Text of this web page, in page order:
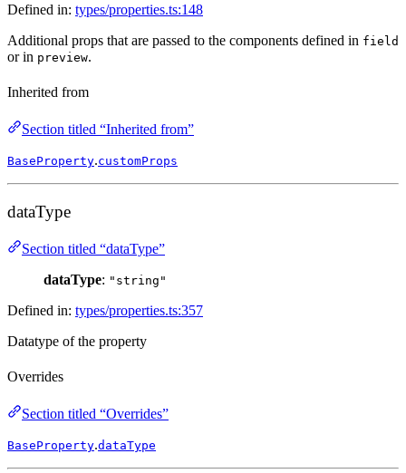
Defined in: types/properties.ts:148
Additional props that are passed to the components defined in field
or in preview.
Inherited from
Section titled “Inherited from”
BaseProperty.customProps
dataType
Section titled “dataType”
dataType: "string"
Defined in: types/properties.ts:357
Datatype of the property
Overrides
Section titled “Overrides”
BaseProperty.dataType